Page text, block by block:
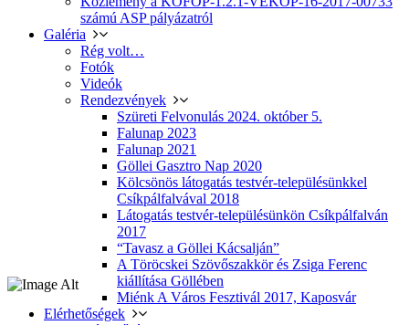
számú ASP pályázatról
Galéria
Rég volt…
Fotók
Videók
Rendezvények
Szüreti Felvonulás 2024. október 5.
Falunap 2023
Falunap 2021
Göllei Gasztro Nap 2020
Kölcsönös látogatás testvér-településünkkel
Csíkpálfalvával 2018
Látogatás testvér-településünkön Csíkpálfalván
2017
“Tavasz a Göllei Kácsalján”
A Töröcskei Szövőszakkör és Zsiga Ferenc
kiállítása Göllében
Miénk A Város Fesztivál 2017, Kaposvár
Elérhetőségek